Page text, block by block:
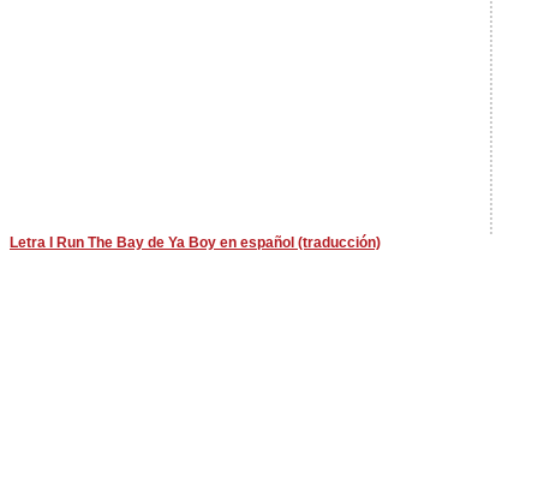
Letra I Run The Bay de Ya Boy en español (traducción)